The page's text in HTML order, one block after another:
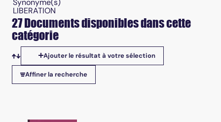
Synonyme(s)
LIBERATION
27 Documents disponibles dans cette
catégorie
Tris disponibles
Ajouter le résultat à votre sélection
Affiner la recherche